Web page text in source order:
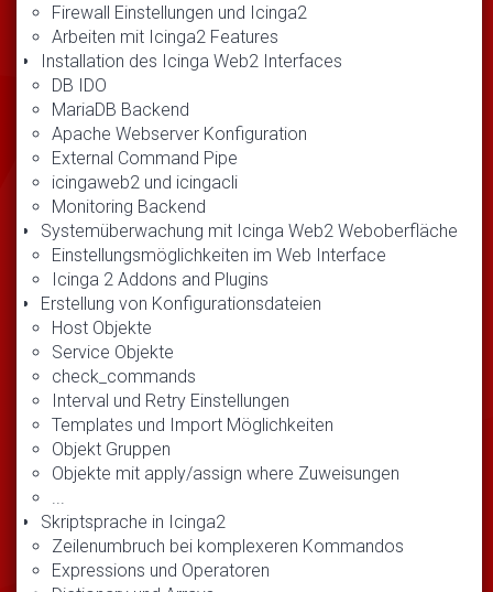
Firewall Einstellungen und Icinga2
Arbeiten mit Icinga2 Features
Installation des Icinga Web2 Interfaces
DB IDO
MariaDB Backend
Apache Webserver Konfiguration
External Command Pipe
icingaweb2 und icingacli
Monitoring Backend
Systemüberwachung mit Icinga Web2 Weboberfläche
Einstellungsmöglichkeiten im Web Interface
Icinga 2 Addons and Plugins
Erstellung von Konfigurationsdateien
Host Objekte
Service Objekte
check_commands
Interval und Retry Einstellungen
Templates und Import Möglichkeiten
Objekt Gruppen
Objekte mit apply/assign where Zuweisungen
...
Skriptsprache in Icinga2
Zeilenumbruch bei komplexeren Kommandos
Expressions und Operatoren